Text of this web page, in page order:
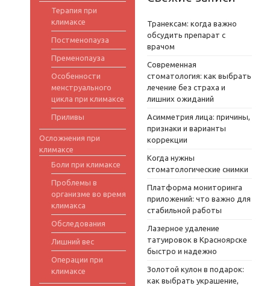
Терапия при
климаксе
Постменопауза
Пременопауза
Особенности
менструального
цикла при климаксе
Приливы
Осложнения при
климаксе
Боли при климаксе
Проблемы в
организме во время
климакса
Обследования
Лишний вес
Операции при
климаксе
Транексам: когда важно
обсудить препарат с
врачом
Современная
стоматология: как выбрать
лечение без страха и
лишних ожиданий
Асимметрия лица: причины,
признаки и варианты
коррекции
Когда нужны
стоматологические снимки
Платформа мониторинга
приложений: что важно для
стабильной работы
Лазерное удаление
татуировок в Красноярске
быстро и надежно
Золотой кулон в подарок:
как выбрать украшение,